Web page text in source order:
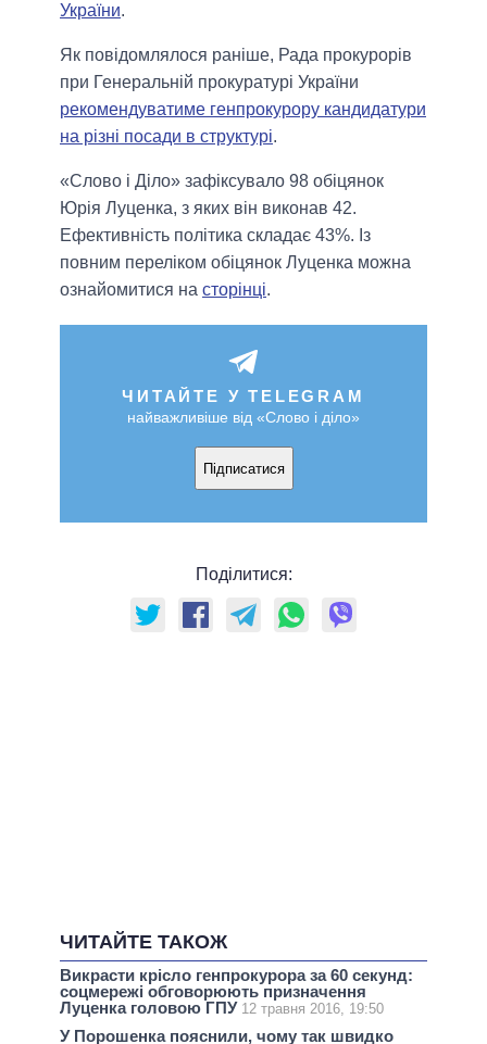
України.
Як повідомлялося раніше, Рада прокурорів
при Генеральній прокуратурі України
рекомендуватиме генпрокурору кандидатури
на різні посади в структурі.
«Слово і Діло» зафіксувало 98 обіцянок
Юрія Луценка, з яких він виконав 42.
Ефективність політика складає 43%. Із
повним переліком обіцянок Луценка можна
ознайомитися на сторінці.
ЧИТАЙТЕ У TELEGRAM
найважливіше від «Слово і діло»
Підписатися
Поділитися:
ЧИТАЙТЕ ТАКОЖ
Викрасти крісло генпрокурора за 60 секунд:
соцмережі обговорюють призначення
Луценка головою ГПУ 12 травня 2016, 19:50
У Порошенка пояснили, чому так швидко